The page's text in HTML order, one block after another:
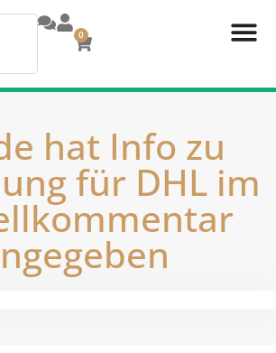
0
hat Info zu
für DHL im